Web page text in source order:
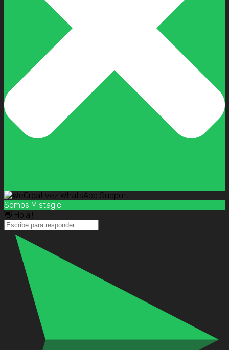
Somos Mistag.cl
👋 Hola!!